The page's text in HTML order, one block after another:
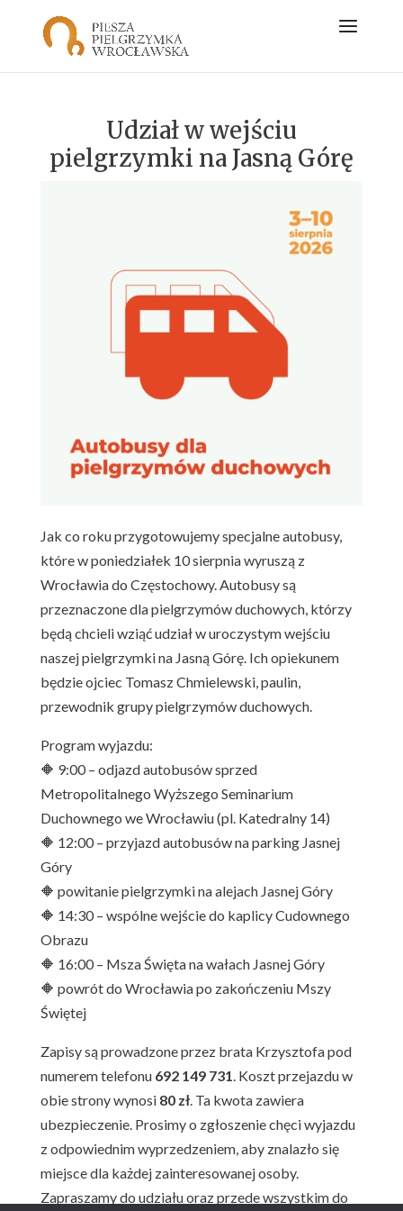
Udział w wejściu
pielgrzymki na Jasną Górę
Jak co roku przygotowujemy specjalne autobusy,
które w poniedziałek 10 sierpnia wyruszą z
Wrocławia do Częstochowy. Autobusy są
przeznaczone dla pielgrzymów duchowych, którzy
będą chcieli wziąć udział w uroczystym wejściu
naszej pielgrzymki na Jasną Górę. Ich opiekunem
będzie ojciec Tomasz Chmielewski, paulin,
przewodnik grupy pielgrzymów duchowych.
Program wyjazdu:
🔶 9:00 – odjazd autobusów sprzed
Metropolitalnego Wyższego Seminarium
Duchownego we Wrocławiu (pl. Katedralny 14)
🔶 12:00 – przyjazd autobusów na parking Jasnej
Góry
🔶 powitanie pielgrzymki na alejach Jasnej Góry
🔶 14:30 – wspólne wejście do kaplicy Cudownego
Obrazu
🔶 16:00 – Msza Święta na wałach Jasnej Góry
🔶 powrót do Wrocławia po zakończeniu Mszy
Świętej
Zapisy są prowadzone przez brata Krzysztofa pod
numerem telefonu 692 149 731. Koszt przejazdu w
obie strony wynosi 80 zł. Ta kwota zawiera
ubezpieczenie. Prosimy o zgłoszenie chęci wyjazdu
z odpowiednim wyprzedzeniem, aby znalazło się
miejsce dla każdej zainteresowanej osoby.
Zapraszamy do udziału oraz przede wszystkim do